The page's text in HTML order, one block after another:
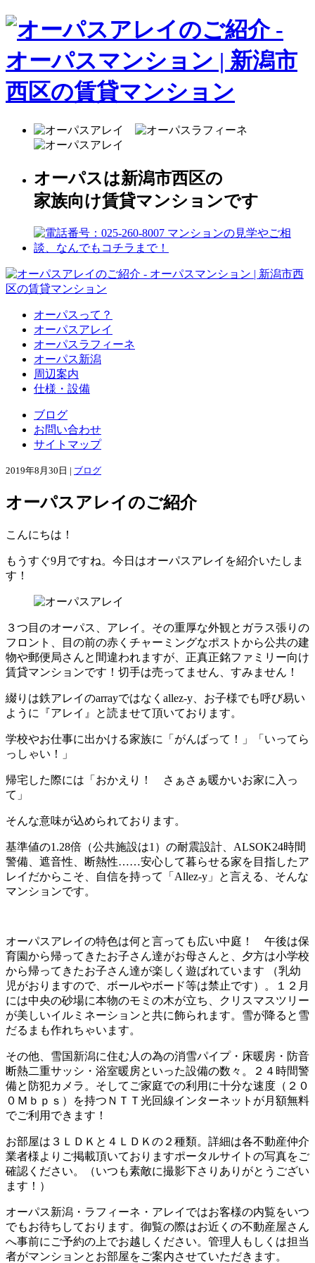
オーパスは新潟市西区の
家族向け賃貸マンションです
オーパスって？
オーパスアレイ
オーパスラフィーネ
オーパス新潟
周辺案内
仕様・設備
ブログ
お問い合わせ
サイトマップ
2019年8月30日 | ブログ
オーパスアレイのご紹介
こんにちは！
もうすぐ9月ですね。今日はオーパスアレイを紹介いたしま
す！
３つ目のオーパス、アレイ。その重厚な外観とガラス張りの
フロント、目の前の赤くチャーミングなポストから公共の建
物や郵便局さんと間違われますが、正真正銘ファミリー向け
賃貸マンションです！切手は売ってません、すみません！
綴りは鉄アレイのarrayではなくallez-y、お子様でも呼び易い
ように『アレイ』と読ませて頂いております。
学校やお仕事に出かける家族に「がんばって！」「いってら
っしゃい！」
帰宅した際には「おかえり！ さぁさぁ暖かいお家に入っ
て」
そんな意味が込められております。
基準値の1.28倍（公共施設は1）の耐震設計、ALSOK24時間
警備、遮音性、断熱性……安心して暮らせる家を目指したア
レイだからこそ、自信を持って「Allez-y」と言える、そんな
マンションです。
オーパスアレイの特色は何と言っても広い中庭！ 午後は保
育園から帰ってきたお子さん達がお母さんと、夕方は小学校
から帰ってきたお子さん達が楽しく遊ばれています （乳幼
児がおりますので、ボールやボード等は禁止です）。１２月
には中央の砂場に本物のモミの木が立ち、クリスマスツリー
が美しいイルミネーションと共に飾られます。雪が降ると雪
だるまも作れちゃいます。
その他、雪国新潟に住む人の為の消雪パイプ・床暖房・防音
断熱二重サッシ・浴室暖房といった設備の数々。２４時間警
備と防犯カメラ。そしてご家庭での利用に十分な速度（２０
０Ｍｂｐｓ）を持つＮＴＴ光回線インターネットが月額無料
でご利用できます！
お部屋は３ＬＤＫと４ＬＤＫの２種類。詳細は各不動産仲介
業者様よりご掲載頂いておりますポータルサイトの写真をご
確認ください。（いつも素敵に撮影下さりありがとうござい
ます！）
オーパス新潟・ラフィーネ・アレイではお客様の内覧をいつ
でもお待ちしております。御覧の際はお近くの不動産屋さん
へ事前にご予約の上でお越しください。管理人もしくは担当
者がマンションとお部屋をご案内させていただきます。